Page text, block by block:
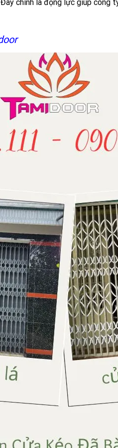
Đây chính là động lực giúp